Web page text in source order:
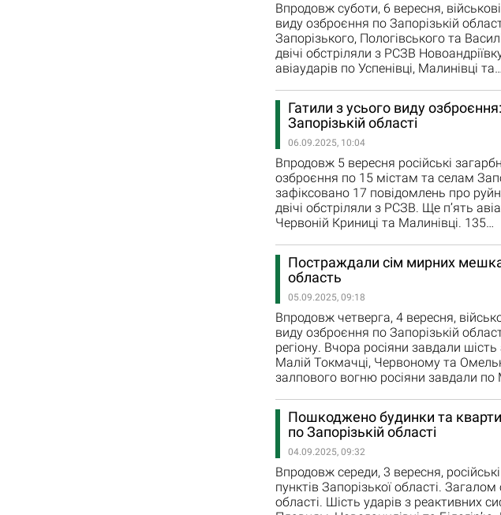
Впродовж суботи, 6 вересня,
виду озброєння по Запорізькій
Запорізького, Пологівського та
двічі обстріляли з РСЗВ
авіаударів по Успенівці, Малинівці та…
Гатили з усього виду
Запорізькій області
06.09.2025, 10:04
Впродовж 5 вересня російські
озброєння по 15 містам та селам
зафіксовано 17 повідомлень про
двічі обстріляли з РСЗВ. Ще п’ять
Червоній Криниці та Малинівці. 135…
Постраждали сім мирних
область
05.09.2025, 09:18
Впродовж четверга, 4 вересня,
виду озброєння по Запорізькій
регіону. Вчора росіяни завдали
Малій Токмачці, Червоному та
залпового вогню росіяни завдали по
Пошкоджено будинки та
по Запорізькій області
04.09.2025, 09:32
Впродовж середи, 3 вересня,
пунктів Запорізької області.
області. Шість ударів з реактивних